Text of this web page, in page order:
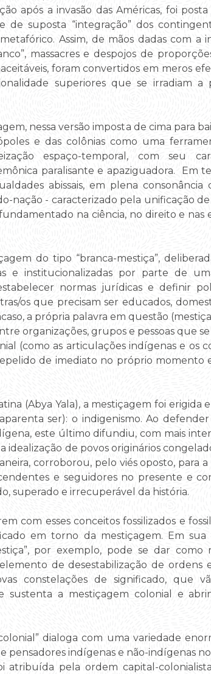
após a invasão das Américas, foi
de suposta “integração” dos
Assim, de mãos dadas com
massacres e despojos de
foram convertidos em meros
superiores que se irradiam
nessa versão imposta de cima para
e das colônias como uma
espaço-temporal, com seu
paralisante e apaziguadora. Em
abissais, em plena
nação - caracterizado pela unificação
na ciência, no direito e nas
do tipo “branca-mestiça”,
e institucionalizadas por parte de
normas jurídicas e definir
os que precisam ser educados,
a própria palavra em questão
organizações, grupos e pessoas que
(como as articulações indígenas e os
de imediato no próprio momento
(Abya Yala), a mestiçagem foi erigida
ser): o indigenismo. Ao
este último difundiu, com mais
idealização de povos originários
corroborou, pelo viés oposto, para
e seguidores no presente e
superado e irrecuperável da história.
com esses conceitos fossilizados e
em torno da mestiçagem. Em sua
por exemplo, pode se dar
de desestabilização de ordens
constelações de significado, que
sustenta a mestiçagem colonial e
dialoga com uma variedade
pensadores indígenas e não-indígenas
atribuída pela ordem capital-